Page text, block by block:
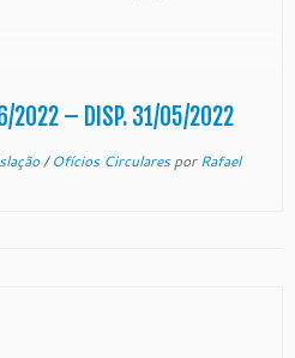
2022 – DISP. 31/05/2022
/Ofícios CircularesporRafael